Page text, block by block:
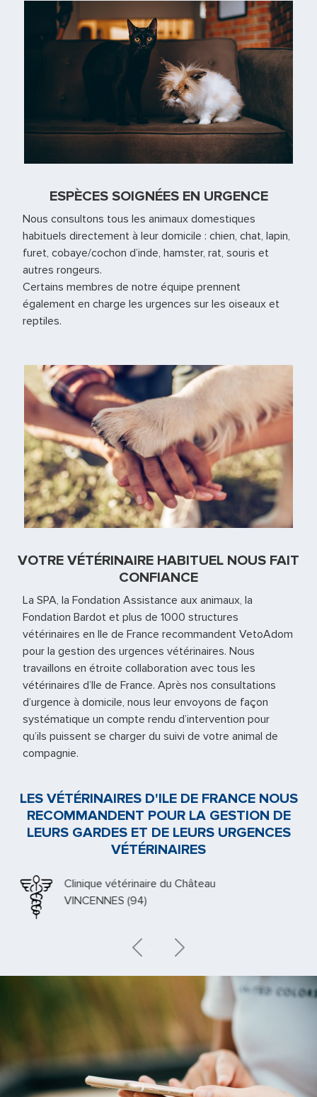
ESPÈCES SOIGNÉES EN URGENCE
Nous consultons tous les animaux domestiques
habituels directement à leur domicile : chien, chat, lapin,
furet, cobaye/cochon d’inde, hamster, rat, souris et
autres rongeurs.
Certains membres de notre équipe prennent
également en charge les urgences sur les oiseaux et
reptiles.
VOTRE VÉTÉRINAIRE HABITUEL NOUS FAIT
CONFIANCE
La SPA, la Fondation Assistance aux animaux, la
Fondation Bardot et plus de 1000 structures
vétérinaires en Ile de France recommandent VetoAdom
pour la gestion des urgences vétérinaires. Nous
travaillons en étroite collaboration avec tous les
vétérinaires d’Ile de France. Après nos consultations
d’urgence à domicile, nous leur envoyons de façon
systématique un compte rendu d’intervention pour
qu’ils puissent se charger du suivi de votre animal de
compagnie.
LES VÉTÉRINAIRES D'ILE DE FRANCE NOUS
RECOMMANDENT POUR LA GESTION DE
LEURS GARDES ET DE LEURS URGENCES
VÉTÉRINAIRES
Clinique vétérinaire du Château
VINCENNES (94)
Previous